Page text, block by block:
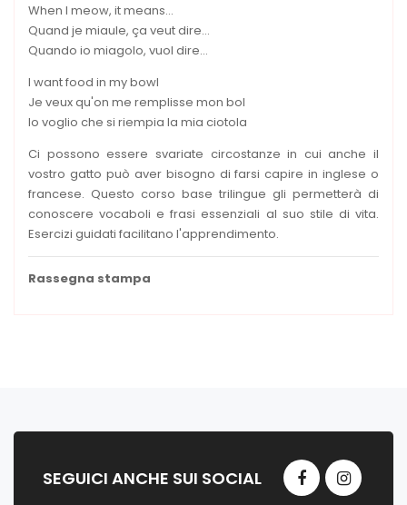
When I meow, it means...
Quand je miaule, ça veut dire...
Quando io miagolo, vuol dire...
I want food in my bowl
Je veux qu'on me remplisse mon bol
Io voglio che si riempia la mia ciotola
Ci possono essere svariate circostanze in cui anche il
vostro gatto può aver bisogno di farsi capire in inglese o
francese. Questo corso base trilingue gli permetterà di
conoscere vocaboli e frasi essenziali al suo stile di vita.
Esercizi guidati facilitano l'apprendimento.
Rassegna stampa
SEGUICI ANCHE SUI SOCIAL